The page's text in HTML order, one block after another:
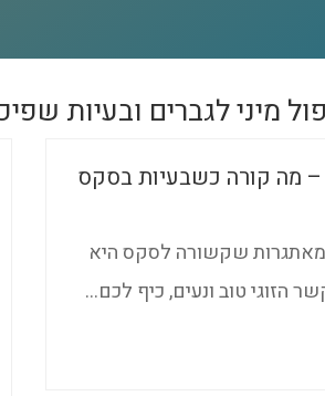
מיני לגברים ובעיות
טיפול ופתרונות
אצל גברים. מטופלים שמגיעים